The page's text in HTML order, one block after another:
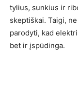
tylius, sunkius ir
skeptiškai. Taigi,
parodyti, kad
bet ir įspūdinga.